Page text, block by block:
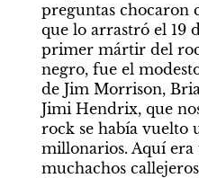
preguntas chocaron
que lo arrastró el 19
primer mártir del
negro, fue el
de Jim Morrison,
Jimi Hendrix, que
rock se había vuelto
millonarios. Aquí
muchachos